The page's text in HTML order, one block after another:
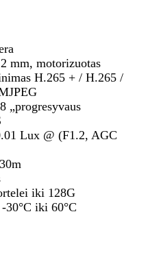
mm, motorizuotas
H.265 + / H.265 /
„progresyvaus
Lux @ (F1.2, AGC
iki 128G
30°C iki 60°C